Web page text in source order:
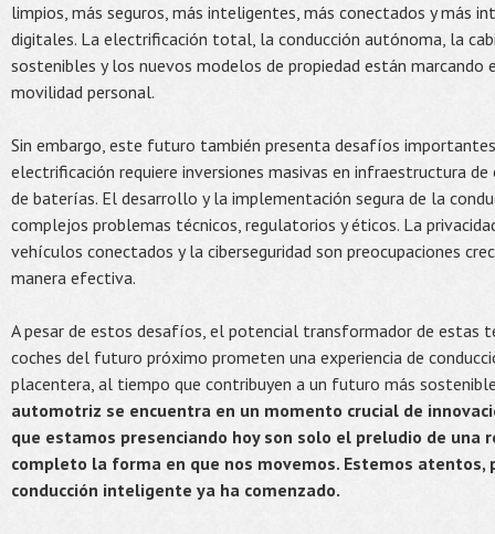
limpios, más seguros, más inteligentes, más conectados y más
digitales. La electrificación total, la conducción autónoma, la
sostenibles y los nuevos modelos de propiedad están marcando
movilidad personal.
Sin embargo, este futuro también presenta desafíos
electrificación requiere inversiones masivas en infraestructura de
de baterías. El desarrollo y la implementación segura de la
complejos problemas técnicos, regulatorios y éticos. La
vehículos conectados y la ciberseguridad son preocupaciones
manera efectiva.
A pesar de estos desafíos, el potencial transformador de estas
coches del futuro próximo prometen una experiencia de
placentera, al tiempo que contribuyen a un futuro más
automotriz se encuentra en un momento crucial de
que estamos presenciando hoy son solo el preludio de
completo la forma en que nos movemos. Estemos atentos,
conducción inteligente ya ha comenzado.